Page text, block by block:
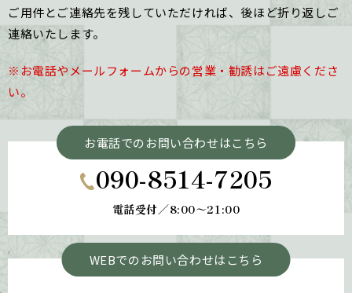
ご用件とご連絡先を残していただければ、後ほど折り返しご
連絡いたします。
※お電話やメールフォームからの営業・勧誘はご遠慮くださ
い。
お電話でのお問い合わせはこちら
090-8514-7205
電話受付／8:00～21:00
WEBでのお問い合わせはこちら